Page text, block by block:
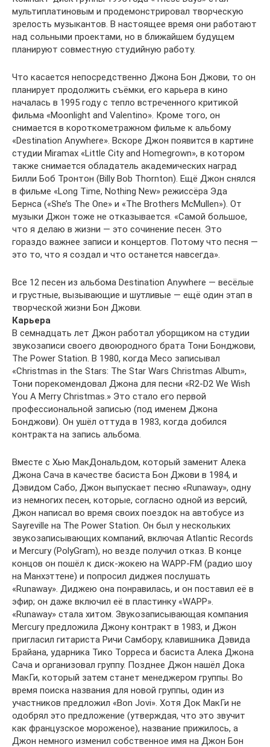
мультиплатиновым и продемонстрировал творческую
зрелость музыкантов. В настоящее время они работают
над сольными проектами, но в ближайшем будущем
планируют совместную студийную работу.
Что касается непосредственно Джона Бон Джови, то он
планирует продолжить съёмки, его карьера в кино
началась в 1995 году с тепло встреченного критикой
фильма «Moonlight and Valentino». Кроме того, он
снимается в короткометражном фильме к альбому
«Destination Anywhere». Вскоре Джон появится в картине
студии Miramax «Little City and Homegrown», в котором
также снимается обладатель академических наград
Билли Боб Тронтон (Billy Bob Thornton). Ещё Джон снялся
в фильме «Long Time, Nothing New» режиссёра Эда
Бернса («She’s The One» и «The Brothers McMullen»). От
музыки Джон тоже не отказывается. «Самой большое,
что я делаю в жизни — это сочинение песен. Это
гораздо важнее записи и концертов. Потому что песня —
это то, что я создал и что останется навсегда».
Все 12 песен из альбома Destination Anywhere — весёлые
и грустные, вызывающие и шутливые — ещё один этап в
творческой жизни Бон Джови.
Карьера
В семнадцать лет Джон работал уборщиком на студии
звукозаписи своего двоюродного брата Тони Бонджови,
The Power Station. В 1980, когда Meco записывал
«Christmas in the Stars: The Star Wars Christmas Album»,
Тони порекомендовал Джона для песни «R2-D2 We Wish
You A Merry Christmas.» Это стало его первой
профессиональной записью (под именем Джона
Бонджови). Он ушёл оттуда в 1983, когда добился
контракта на запись альбома.
Вместе с Хью МакДональдом, который заменит Алека
Джона Сача в качестве басиста Бон Джови в 1984, и
Дэвидом Сабо, Джон выпускает песню «Runaway», одну
из немногих песен, которые, согласно одной из версий,
Джон написал во время своих поездок на автобусе из
Sayreville на The Power Station. Он был у нескольких
звукозаписывающих компаний, включая Atlantic Records
и Mercury (PolyGram), но везде получил отказ. В конце
концов он пошёл к диск-жокею на WAPP-FM (радио шоу
на Манхэттене) и попросил диджея послушать
«Runaway». Диджею она понравилась, и он поставил её в
эфир; он даже включил её в пластинку «WAPP».
«Runaway» стала хитом. Звукозаписывающая компания
Mercury предложила Джону контракт в 1983, и Джон
пригласил гитариста Ричи Самбору, клавишника Дэвида
Брайана, ударника Тико Торреса и басиста Алека Джона
Сача и организовал группу. Позднее Джон нашёл Дока
МакГи, который затем станет менеджером группы. Во
время поиска названия для новой группы, один из
участников предложил «Bon Jovi». Хотя Док МакГи не
одобрял это предложение (утверждая, что это звучит
как французское мороженое), название прижилось, а
Джон немного изменил собственное имя на Джон Бон